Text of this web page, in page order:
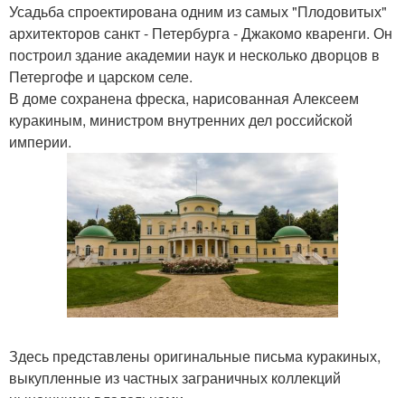
Усадьба спроектирована одним из самых "Плодовитых"
архитекторов санкт - Петербурга - Джакомо кваренги. Он
построил здание академии наук и несколько дворцов в
Петергофе и царском селе.
В доме сохранена фреска, нарисованная Алексеем
куракиным, министром внутренних дел российской
империи.
Здесь представлены оригинальные письма куракиных,
выкупленные из частных заграничных коллекций